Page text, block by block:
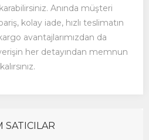
Anında müşteri
kolay iade, hızlı teslimatın
avantajlarımızdan da
her detayından memnun
kalırsınız.
SATICILAR